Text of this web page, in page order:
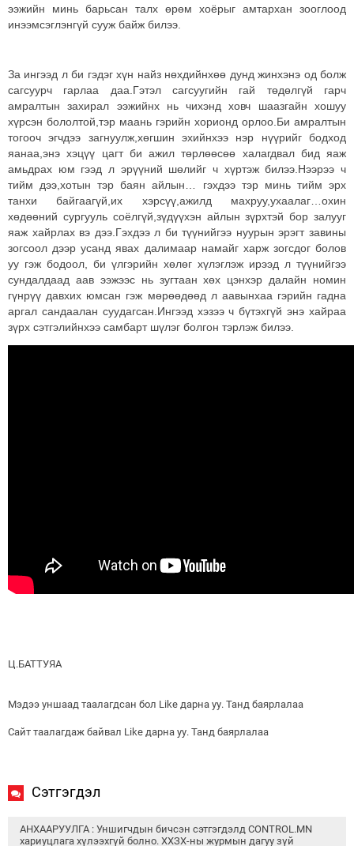
ээжийн минь барьсан талх өрөм хоёрыг амтархан зооглоод
инээмсэглэнгүй сууж байж билээ.
За ингээд л би гэдэг хүн найз нөхдийнхөө дунд жинхэнэ од болж
сагсуурч гарлаа даа.Гэтэл сагсуугийн гай төдөлгүй гарч
амралтын захирал ээжийнх нь чихэнд ховч шаазгайн хошуу
хүрсэн бололтой,тэр маань гэрийн хорионд орлоо.Би амралтын
тогооч эгчдээ загнуулж,хөгшин эхийнхээ нэр нүүрийг бодход
яанаа,энэ хэцүү цагт би ажил төрлөөсөө халагдвал бид яаж
амьдрах юм гээд л эрүүний шөлийг ч хүртэж билээ.Нээрээ ч
тийм дээ,хотын тэр баян айлын… гэхдээ тэр минь тийм эрх
танхи байгаагүй,их хэрсүү,ажилд махруу,ухаалаг…охин
хөдөөний сургууль соёлгүй,зүдүүхэн айлын зүрхтэй бор залууг
яаж хайрлах вэ дээ.Гэхдээ л би түүнийгээ нуурын эрэгт завины
зогсоол дээр усанд явах далимаар намайг харж зогсдог болов
уу гэж бодоол, би үлгэрийн хөлөг хүлэглэж ирээд л түүнийгээ
сундалдаад аав ээжээс нь зугтаан хөх цэнхэр далайн номин
гүнрүү давхих юмсан гэж мөрөөдөөд л аавынхаа гэрийн гадна
аргал сандаалан суудагсан.Ингээд хэзээ ч бүтэхгүй энэ хайраа
зүрх сэтгэлийнхээ самбарт шүлэг болгон тэрлэж билээ.
Ц.БАТТУЯА
Мэдээ уншаад таалагдсан бол Like дарна уу. Танд баярлалаа
Сайт таалагдаж байвал Like дарна уу. Танд баярлалаа
Сэтгэгдэл
АНХААРУУЛГА : Уншигчдын бичсэн сэтгэгдэлд CONTROL.MN
хариуцлага хүлээхгүй болно. ХХЗХ-ны журмын дагуу зүй